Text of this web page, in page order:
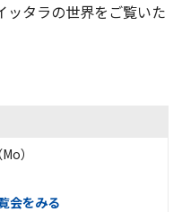
ッタラの世界をご覧いた
）
会をみる